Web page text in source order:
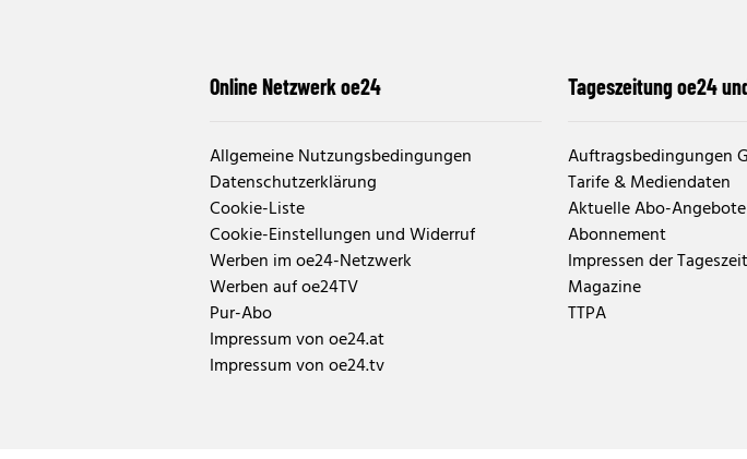
Online Netzwerk oe24
Allgemeine Nutzungsbedingungen
Datenschutzerklärung
Cookie-Liste
Cookie-Einstellungen und Widerruf
Werben im oe24-Netzwerk
Werben auf oe24TV
Pur-Abo
Impressum von oe24.at
Impressum von oe24.tv
Tageszeitung oe24 und
Auftragsbedingungen
Tarife & Mediendaten
Aktuelle Abo-
Abonnement
Impressen der
Magazine
TTPA